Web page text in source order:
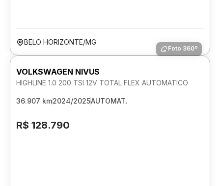
BELO HORIZONTE/MG
Foto 360º
VOLKSWAGEN NIVUS
HIGHLINE 1.0 200 TSI 12V TOTAL FLEX AUTOMATICO
36.907 km2024/2025AUTOMAT.
R$ 128.790